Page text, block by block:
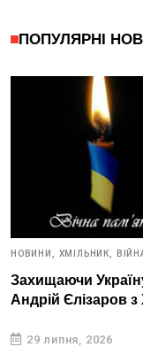
ПОПУЛЯРНІ
НОВИНИ, ХМІЛЬНИК,
Захищаючи
Андрій Єлізаров
29 липня, 2026